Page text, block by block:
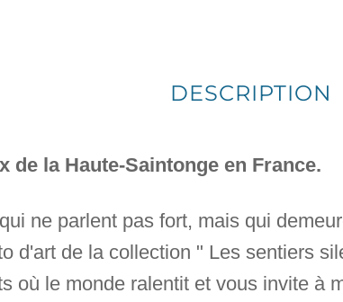
DESCRIPTION
de la Haute-Saintonge en France.
ne parlent pas fort, mais qui
d'art de la collection " Les sentiers
où le monde ralentit et vous invite à